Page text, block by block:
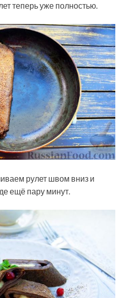
теперь уже полностью.
рулет швом вниз и
ещё пару минут.